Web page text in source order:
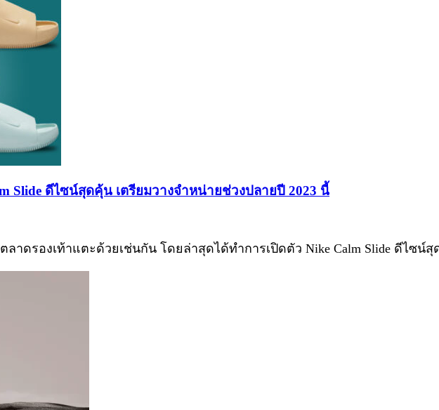
Slide ดีไซน์สุดคุ้น เตรียมวางจำหน่ายช่วงปลายปี 2023 นี้
ลาดรองเท้าแตะด้วยเช่นกัน โดยล่าสุดได้ทำการเปิดตัว Nike Calm Slide ดีไซน์